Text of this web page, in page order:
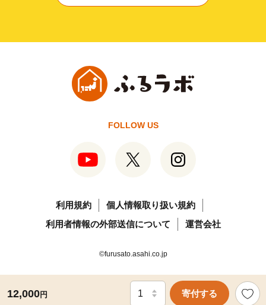
12,000円 寄付する
FOLLOW US
利用規約
個人情報取り扱い規約
利用者情報の外部送信について
運営会社
©furusato.asahi.co.jp